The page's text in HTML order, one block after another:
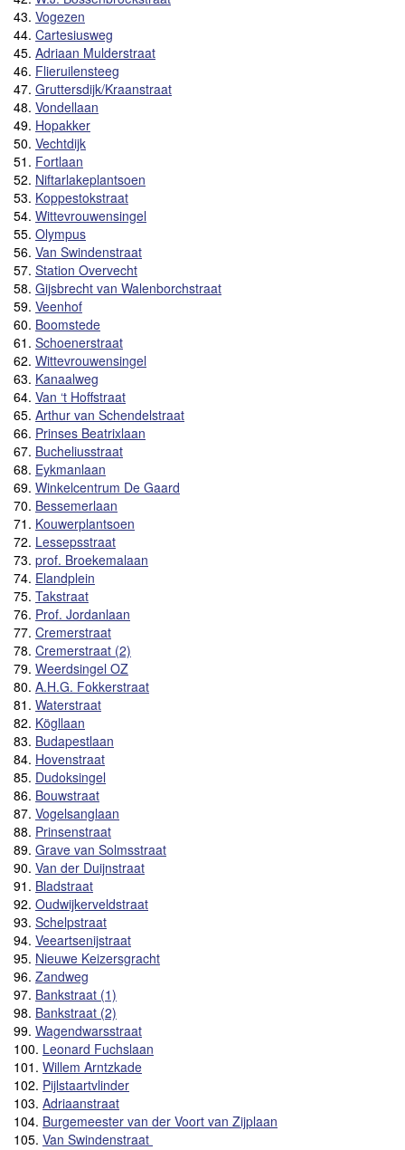
43. Vogezen
44. Cartesiusweg
45. Adriaan Mulderstraat
46. Flieruilensteeg
47. Gruttersdijk/Kraanstraat
48. Vondellaan
49. Hopakker
50. Vechtdijk
51. Fortlaan
52. Niftarlakeplantsoen
53. Koppestokstraat
54. Wittevrouwensingel
55. Olympus
56. Van Swindenstraat
57. Station Overvecht
58. Gijsbrecht van Walenborchstraat
59. Veenhof
60. Boomstede
61. Schoenerstraat
62. Wittevrouwensingel
63. Kanaalweg
64. Van ‘t Hoffstraat
65. Arthur van Schendelstraat
66. Prinses Beatrixlaan
67. Bucheliusstraat
68. Eykmanlaan
69. Winkelcentrum De Gaard
70. Bessemerlaan
71. Kouwerplantsoen
72. Lessepsstraat
73. prof. Broekemalaan
74. Elandplein
75. Takstraat
76. Prof. Jordanlaan
77. Cremerstraat
78. Cremerstraat (2)
79. Weerdsingel OZ
80. A.H.G. Fokkerstraat
81. Waterstraat
82. Kögllaan
83. Budapestlaan
84. Hovenstraat
85. Dudoksingel
86. Bouwstraat
87. Vogelsanglaan
88. Prinsenstraat
89. Grave van Solmsstraat
90. Van der Duijnstraat
91. Bladstraat
92. Oudwijkerveldstraat
93. Schelpstraat
94. Veeartsenijstraat
95. Nieuwe Keizersgracht
96. Zandweg
97. Bankstraat (1)
98. Bankstraat (2)
99. Wagendwarsstraat
100. Leonard Fuchslaan
101. Willem Arntzkade
102. Pijlstaartvlinder
103. Adriaanstraat
104. Burgemeester van der Voort van Zijplaan
105. Van Swindenstraat